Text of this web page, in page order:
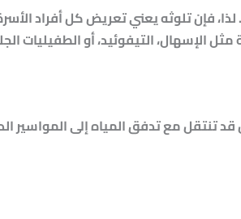
فإن تلوثه يعني تعريض كل أفراد
الإسهال، التيفوئيد، أو الطفيليات
قد تنتقل مع تدفق المياه إلى